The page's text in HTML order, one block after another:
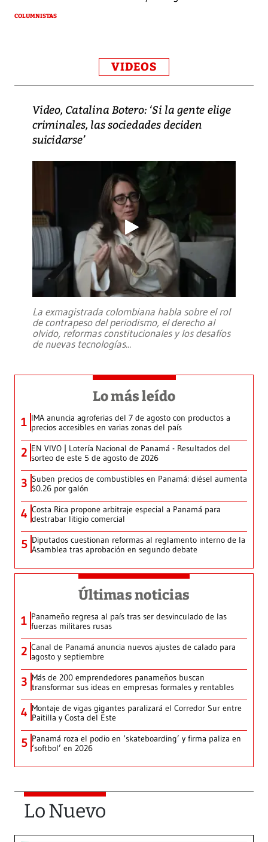
COLUMNISTAS
VIDEOS
Video, Catalina Botero: ‘Si la gente elige
criminales, las sociedades deciden
suicidarse’
La exmagistrada colombiana habla sobre el rol
de contrapeso del periodismo, el derecho al
olvido, reformas constitucionales y los desafíos
de nuevas tecnologías...
Lo más leído
1 IMA anuncia agroferias del 7 de agosto con productos a
precios accesibles en varias zonas del país
2 EN VIVO | Lotería Nacional de Panamá - Resultados del
sorteo de este 5 de agosto de 2026
3 Suben precios de combustibles en Panamá: diésel aumenta
$0.26 por galón
4 Costa Rica propone arbitraje especial a Panamá para
destrabar litigio comercial
5 Diputados cuestionan reformas al reglamento interno de la
Asamblea tras aprobación en segundo debate
Últimas noticias
1 Panameño regresa al país tras ser desvinculado de las
fuerzas militares rusas
2 Canal de Panamá anuncia nuevos ajustes de calado para
agosto y septiembre
3 Más de 200 emprendedores panameños buscan
transformar sus ideas en empresas formales y rentables
4 Montaje de vigas gigantes paralizará el Corredor Sur entre
Paitilla y Costa del Este
5 Panamá roza el podio en ‘skateboarding’ y firma paliza en
‘softbol’ en 2026
Lo Nuevo